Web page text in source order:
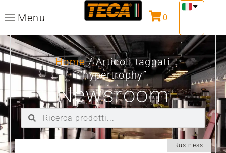
Menu 0
Home/ Articoli taggati
“hypertrophy”
Newsroom
Business